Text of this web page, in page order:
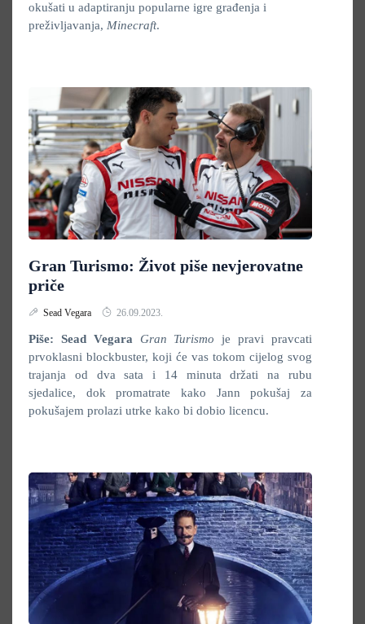
okušati u adaptiranju popularne igre građenja i
preživljavanja, Minecraft.
Gran Turismo: Život piše nevjerovatne
priče
Sead Vegara 26.09.2023.
Piše: Sead Vegara Gran Turismoje pravi pravcati
prvoklasni blockbuster, koji će vas tokom cijelog svog
trajanja od dva sata i 14 minuta držati na rubu
sjedalice, dok promatrate kako Jann pokušaj za
pokušajem prolazi utrke kako bi dobio licencu.